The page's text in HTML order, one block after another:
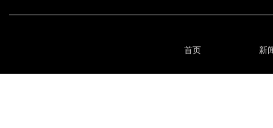
首页 新